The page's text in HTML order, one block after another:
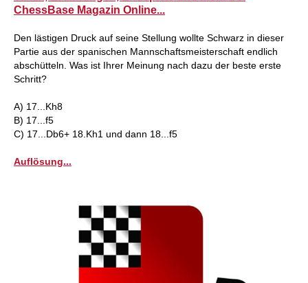
ChessBase Magazin Online...
Den lästigen Druck auf seine Stellung wollte Schwarz in dieser
Partie aus der spanischen Mannschaftsmeisterschaft endlich
abschütteln. Was ist Ihrer Meinung nach dazu der beste erste
Schritt?
A) 17...Kh8
B) 17...f5
C) 17...Db6+ 18.Kh1 und dann 18...f5
Auflösung...